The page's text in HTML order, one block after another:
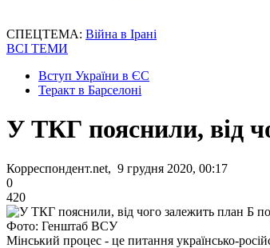
СПЕЦТЕМА: Війна в Ірані
ВСІ ТЕМИ
Вступ України в ЄС
Теракт в Барселоні
У ТКГ пояснили, від
Корреспондент.net, 9 грудня 2020, 00:17
0
420
Фото: Генштаб ВСУ
Мінський процес - це питання українсько-